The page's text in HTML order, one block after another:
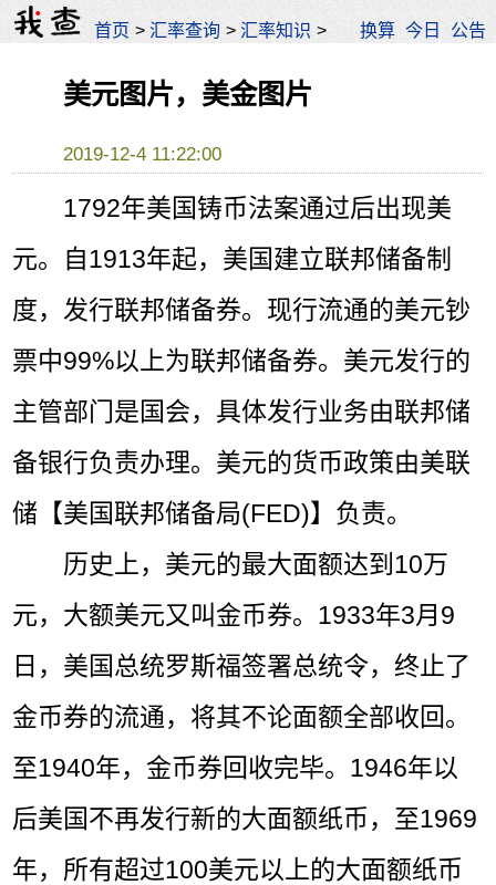
首页 >汇率查询 >汇率知识 > 换算 今日 公告
美元图片，美金图片
2019-12-4 11:22:00
1792年美国铸币法案通过后出现美
元。自1913年起，美国建立联邦储备制
度，发行联邦储备券。现行流通的美元钞
票中99%以上为联邦储备券。美元发行的
主管部门是国会，具体发行业务由联邦储
备银行负责办理。美元的货币政策由美联
储【美国联邦储备局(FED)】负责。
历史上，美元的最大面额达到10万
元，大额美元又叫金币券。1933年3月9
日，美国总统罗斯福签署总统令，终止了
金币券的流通，将其不论面额全部收回。
至1940年，金币券回收完毕。1946年以
后美国不再发行新的大面额纸币，至1969
年，所有超过100美元以上的大面额纸币